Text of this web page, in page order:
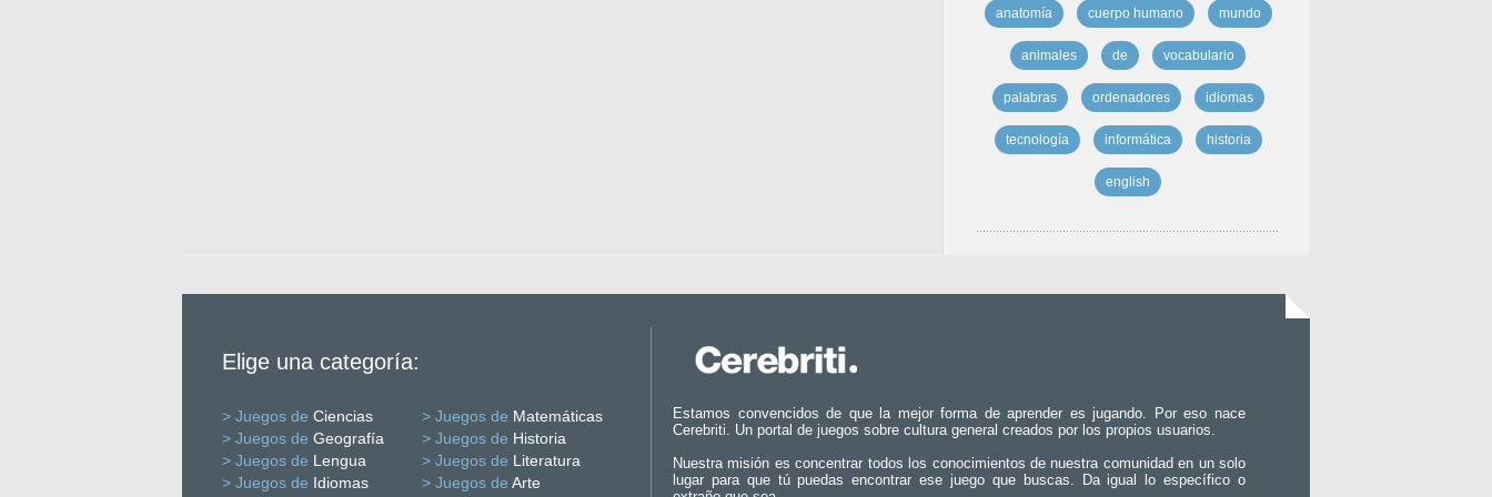
anatomía cuerpo humano mundo
animales de vocabulario
palabras ordenadores idiomas
tecnología informática historia
english
Elige una categoría:
> Juegos de Ciencias > Juegos de Matemáticas
> Juegos de Geografía > Juegos de Historia
> Juegos de Lengua > Juegos de Literatura
> Juegos de Idiomas > Juegos de Arte
Estamos convencidos de que la mejor forma de aprender es jugando. Por eso nace
Cerebriti. Un portal de juegos sobre cultura general creados por los propios usuarios.
Nuestra misión es concentrar todos los conocimientos de nuestra comunidad en un solo
lugar para que tú puedas encontrar ese juego que buscas. Da igual lo específico o